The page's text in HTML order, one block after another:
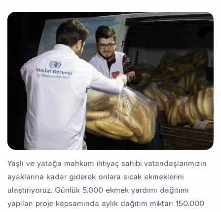
Yaşlı ve yatağa mahkum ihtiyaç sahibi vatandaşlarımızın
ayaklarına kadar giderek onlara sıcak ekmeklerini
ulaştırıyoruz. Günlük 5.000 ekmek yardımı dağıtımı
yapılan proje kapsamında aylık dağıtım miktarı 150.000